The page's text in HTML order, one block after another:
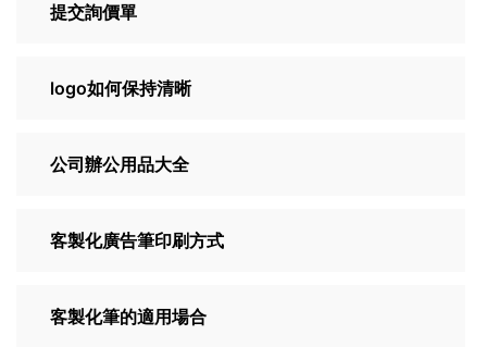
提交詢價單
logo如何保持清晰
公司辦公用品大全
客製化廣告筆印刷方式
客製化筆的適用場合